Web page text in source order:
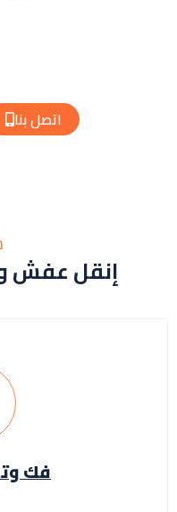
اتصل بنا
إنقل عفش
فك